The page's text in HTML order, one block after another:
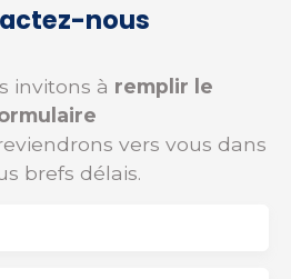
nous
invitons à remplir le
vers vous dans
brefs délais.